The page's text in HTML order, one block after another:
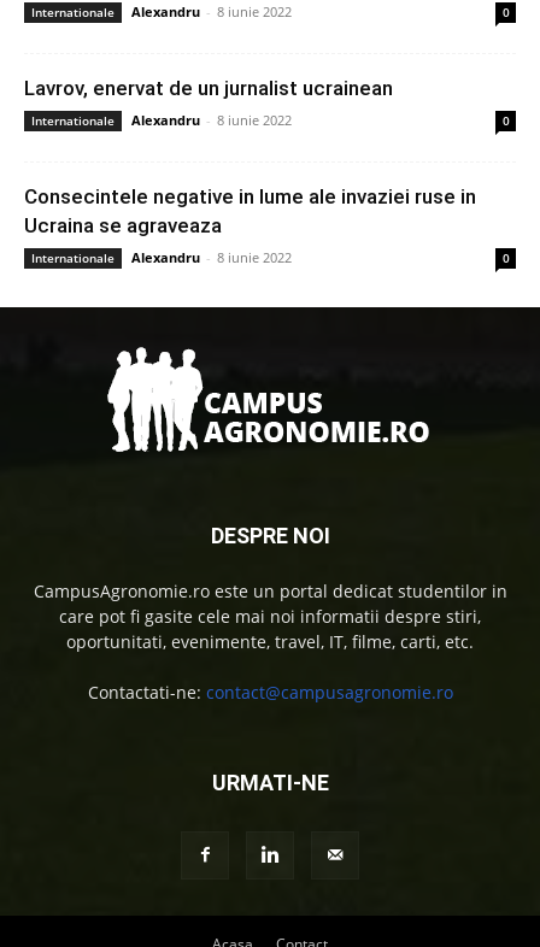
Internationale Alexandru - 8 iunie 2022 0
Lavrov, enervat de un jurnalist ucrainean
Internationale Alexandru - 8 iunie 2022 0
Consecintele negative in lume ale invaziei ruse in
Ucraina se agraveaza
Internationale Alexandru - 8 iunie 2022 0
DESPRE NOI
CampusAgronomie.ro este un portal dedicat studentilor in
care pot fi gasite cele mai noi informatii despre stiri,
oportunitati, evenimente, travel, IT, filme, carti, etc.
Contactati-ne: contact@campusagronomie.ro
URMATI-NE